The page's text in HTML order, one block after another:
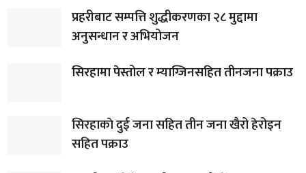
प्रहरीबाट सम्पत्ति शुद्धीकरणका २८ मुद्दामा
अनुसन्धान र अभियोजन
सिरहामा पेस्तोल र म्याग्जिनसहित तीनजना पक्राउ
सिरहाकाे दुई जना सहित तीन जना खैरो हेरोइन
सहित पक्राउ